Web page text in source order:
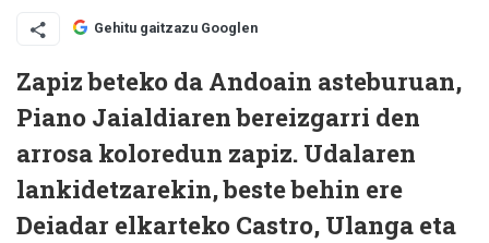
Gehitu gaitzazu Googlen
Zapiz beteko da Andoain asteburuan,
Piano Jaialdiaren bereizgarri den
arrosa koloredun zapiz. Udalaren
lankidetzarekin, beste behin ere
Deiadar elkarteko Castro, Ulanga eta